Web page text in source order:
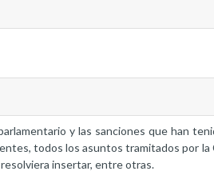
y las sanciones que han
todos los asuntos tramitados por la
resolviera insertar, entre otras.